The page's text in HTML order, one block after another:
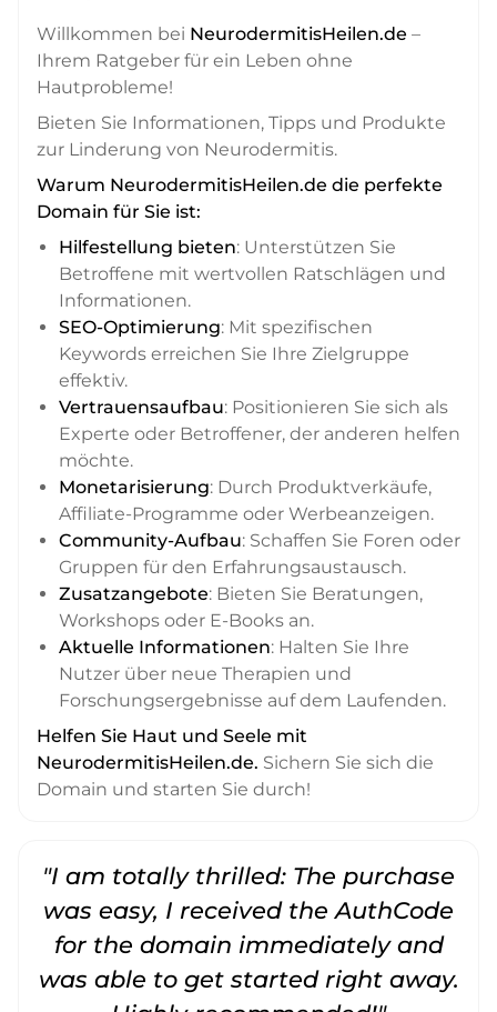
Willkommen bei NeurodermitisHeilen.de –
Ihrem Ratgeber für ein Leben ohne
Hautprobleme!
Bieten Sie Informationen, Tipps und Produkte
zur Linderung von Neurodermitis.
Warum NeurodermitisHeilen.de die perfekte
Domain für Sie ist:
Hilfestellung bieten: Unterstützen Sie
Betroffene mit wertvollen Ratschlägen und
Informationen.
SEO-Optimierung: Mit spezifischen
Keywords erreichen Sie Ihre Zielgruppe
effektiv.
Vertrauensaufbau: Positionieren Sie sich als
Experte oder Betroffener, der anderen helfen
möchte.
Monetarisierung: Durch Produktverkäufe,
Affiliate-Programme oder Werbeanzeigen.
Community-Aufbau: Schaffen Sie Foren oder
Gruppen für den Erfahrungsaustausch.
Zusatzangebote: Bieten Sie Beratungen,
Workshops oder E-Books an.
Aktuelle Informationen: Halten Sie Ihre
Nutzer über neue Therapien und
Forschungsergebnisse auf dem Laufenden.
Helfen Sie Haut und Seele mit
NeurodermitisHeilen.de. Sichern Sie sich die
Domain und starten Sie durch!
"I am totally thrilled: The purchase
was easy, I received the AuthCode
for the domain immediately and
was able to get started right away.